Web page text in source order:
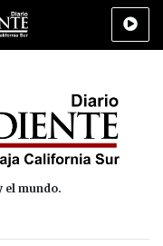
Deportes Cultura
el mundo.